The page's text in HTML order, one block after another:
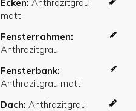
Ecken
Fensterrahmen
Fensterbank
Dach